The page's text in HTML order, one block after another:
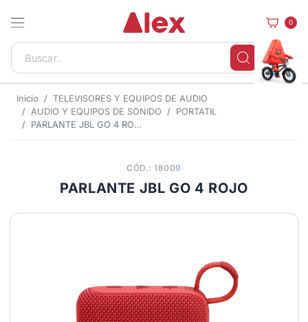
0
Inicio
TELEVISORES Y EQUIPOS DE AUDIO
AUDIO Y EQUIPOS DE SONIDO
PORTATIL
PARLANTE JBL GO 4 ROJO
CÓD.: 18009
PARLANTE JBL GO 4 ROJO